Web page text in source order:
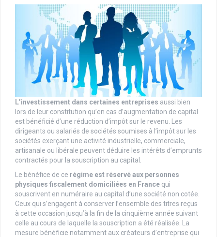
L’investissement dans certaines entreprises aussi bien
lors de leur constitution qu’en cas d’augmentation de capital
est bénéficié d’une réduction d’impôt sur le revenu. Les
dirigeants ou salariés de sociétés soumises à l’impôt sur les
sociétés exerçant une activité industrielle, commerciale,
artisanale ou libérale peuvent déduire les intérêts d’emprunts
contractés pour la souscription au capital.
Le bénéfice de ce régime est réservé aux personnes
physiques fiscalement domiciliées en France qui
souscrivent en numéraire au capital d’une société non cotée.
Ceux qui s’engagent à conserver l’ensemble des titres reçus
à cette occasion jusqu’à la fin de la cinquième année suivant
celle au cours de laquelle la souscription a été réalisée. La
mesure bénéficie notamment aux créateurs d’entreprise qui